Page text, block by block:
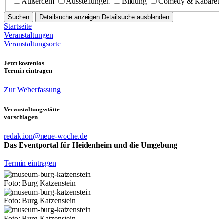
Suchen Detailsuche anzeigen Detailsuche ausblenden
Startseite
Veranstaltungen
Veranstaltungsorte
Jetzt kostenlos
Termin eintragen
Zur Weberfassung
Veranstaltungsstätte
vorschlagen
redaktion@neue-woche.de
Das Eventportal für Heidenheim und die Umgebung
Termin eintragen
Foto: Burg Katzenstein
Foto: Burg Katzenstein